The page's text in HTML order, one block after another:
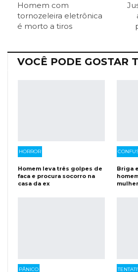
Pinterest
Homem com
tornozeleira eletrônica
é morto a tiros
VOCÊ PODE GOSTAR
HORROR
Homem leva três golpes de
faca e procura socorro na
casa da ex
Briga
PÂNICO